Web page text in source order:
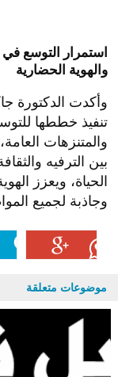
استمرار التوسع
والهوية الحضارية
وأكدت الدكتورة
تنفيذ خططها
والمتنزهات
بين الترفيه
الحياة، ويعزز
وجاذبة لجميع
موضوعات متعلقة